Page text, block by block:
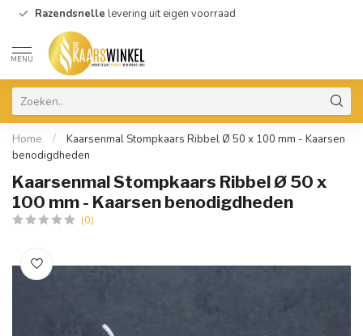
Razendsnelle levering uit eigen voorraad
MENU
Home /
Kaarsenmal Stompkaars Ribbel Ø 50 x 100 mm - Kaarsen
benodigdheden
Kaarsenmal Stompkaars Ribbel Ø 50 x
100 mm - Kaarsen benodigdheden
(0)